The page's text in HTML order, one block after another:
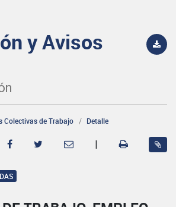
y Avisos
Colectivas de Trabajo Detalle
|